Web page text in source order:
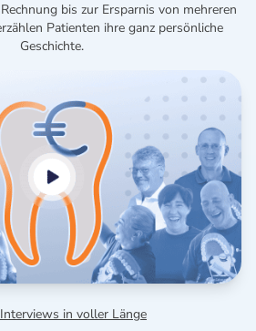
bis zur Ersparnis von mehreren
Patienten ihre ganz persönliche
Geschichte.
in voller Länge